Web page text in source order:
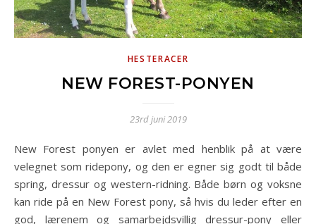
HESTERACER
NEW FOREST-PONYEN
23rd juni 2019
New Forest ponyen er avlet med henblik på at være
velegnet som ridepony, og den er egner sig godt til både
spring, dressur og western-ridning. Både børn og voksne
kan ride på en New Forest pony, så hvis du leder efter en
god, lærenem og samarbejdsvillig dressur-pony eller